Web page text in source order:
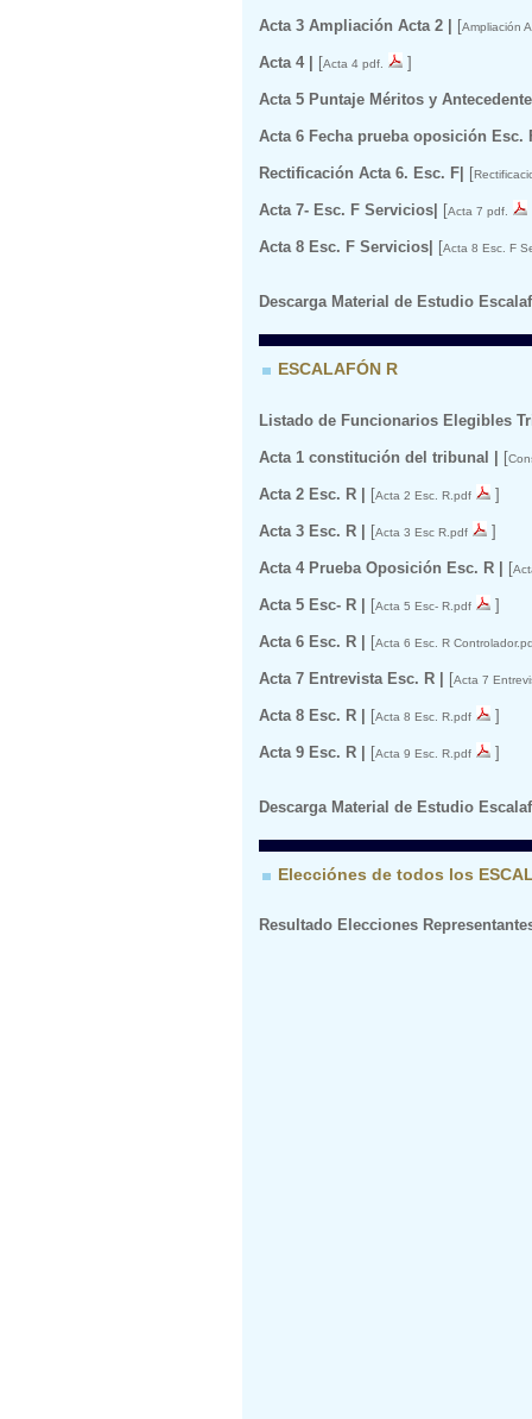
Acta 3 Ampliación Acta 2 | [Ampliación
Acta 4 | [Acta 4 pdf. ]
Acta 5 Puntaje Méritos y
Acta 6 Fecha prueba oposición Esc.
Rectificación Acta 6. Esc. F| [
Acta 7- Esc. F Servicios| [Acta 7 pdf.
Acta 8 Esc. F Servicios| [Acta 8 Esc. F
Descarga Material de Estudio
ESCALAFÓN R
Listado de Funcionarios Elegibles
Acta 1 constitución del tribunal | [
Acta 2 Esc. R | [Acta 2 Esc. R.pdf ]
Acta 3 Esc. R | [Acta 3 Esc R.pdf ]
Acta 4 Prueba Oposición Esc. R | [
Acta 5 Esc- R | [Acta 5 Esc- R.pdf ]
Acta 6 Esc. R | [Acta 6 Esc. R
Acta 7 Entrevista Esc. R | [Acta 7
Acta 8 Esc. R | [Acta 8 Esc. R.pdf ]
Acta 9 Esc. R | [Acta 9 Esc. R.pdf ]
Descarga Material de Estudio
Elecciónes de todos los
Resultado Elecciones